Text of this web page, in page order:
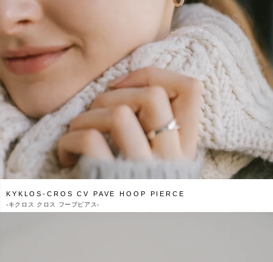
KYKLOS-CROS CV PAVE HOOP PIERCE
-キクロス クロス フープピアス-